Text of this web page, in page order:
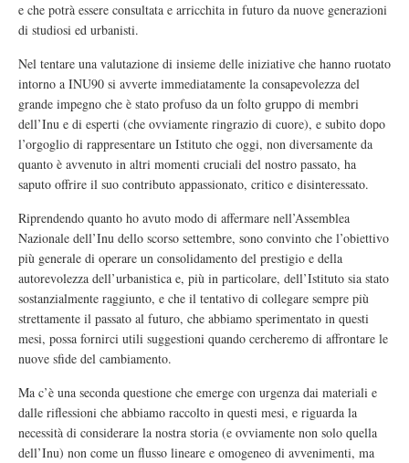
e che potrà essere consultata e arricchita in futuro da nuove generazioni
di studiosi ed urbanisti.
Nel tentare una valutazione di insieme delle iniziative che hanno ruotato
intorno a INU90 si avverte immediatamente la consapevolezza del
grande impegno che è stato profuso da un folto gruppo di membri
dell’Inu e di esperti (che ovviamente ringrazio di cuore), e subito dopo
l’orgoglio di rappresentare un Istituto che oggi, non diversamente da
quanto è avvenuto in altri momenti cruciali del nostro passato, ha
saputo offrire il suo contributo appassionato, critico e disinteressato.
Riprendendo quanto ho avuto modo di affermare nell’Assemblea
Nazionale dell’Inu dello scorso settembre, sono convinto che l’obiettivo
più generale di operare un consolidamento del prestigio e della
autorevolezza dell’urbanistica e, più in particolare, dell’Istituto sia stato
sostanzialmente raggiunto, e che il tentativo di collegare sempre più
strettamente il passato al futuro, che abbiamo sperimentato in questi
mesi, possa fornirci utili suggestioni quando cercheremo di affrontare le
nuove sfide del cambiamento.
Ma c’è una seconda questione che emerge con urgenza dai materiali e
dalle riflessioni che abbiamo raccolto in questi mesi, e riguarda la
necessità di considerare la nostra storia (e ovviamente non solo quella
dell’Inu) non come un flusso lineare e omogeneo di avvenimenti, ma